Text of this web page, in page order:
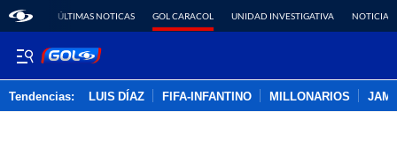
ÚLTIMAS NOTICAS GOL CARACOL UNIDAD INVESTIGATIVA NOTICIAS
Tendencias: LUIS DÍAZ FIFA-INFANTINO MILLONARIOS